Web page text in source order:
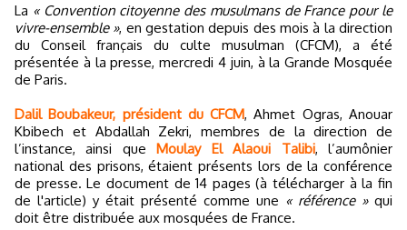
La « Convention citoyenne des musulmans de France pour le
vivre-ensemble », en gestation depuis des mois à la direction
du Conseil français du culte musulman (CFCM), a été
présentée à la presse, mercredi 4 juin, à la Grande Mosquée
de Paris.
Dalil Boubakeur, président du CFCM, Ahmet Ogras, Anouar
Kbibech et Abdallah Zekri, membres de la direction de
l’instance, ainsi queMoulay El Alaoui Talibi, l’aumônier
national des prisons, étaient présents lors de la conférence
de presse. Le document de 14 pages (à télécharger à la fin
de l'article) y était présenté comme une « référence »qui
doit être distribuée aux mosquées de France.